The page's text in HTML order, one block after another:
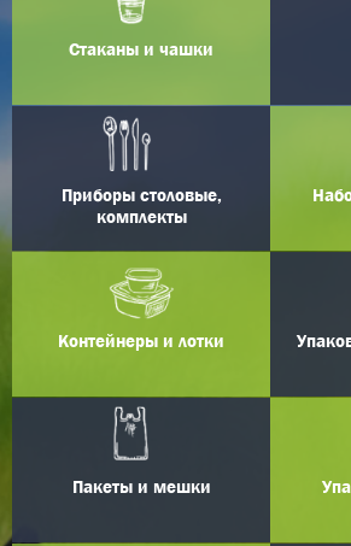
Стаканы и чашки
Приборы столовые,
комплекты
Контейнеры и лотки
Пакеты и мешки